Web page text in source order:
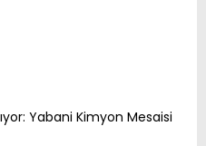
Yabani Kimyon Mesaisi